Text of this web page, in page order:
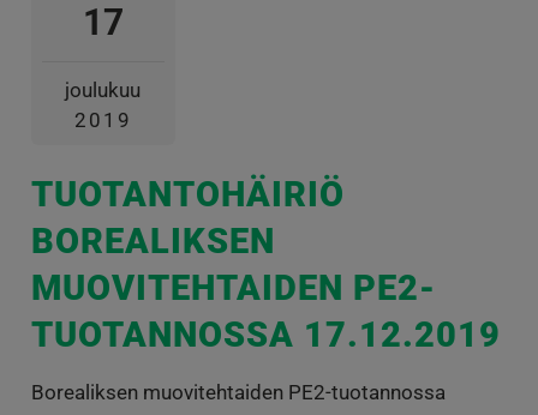
17
joulukuu
2019
TUOTANTOHÄIRIÖ
BOREALIKSEN
MUOVITEHTAIDEN PE2-
TUOTANNOSSA 17.12.2019
Borealiksen muovitehtaiden PE2-tuotannossa